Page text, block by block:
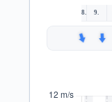
8. 9.